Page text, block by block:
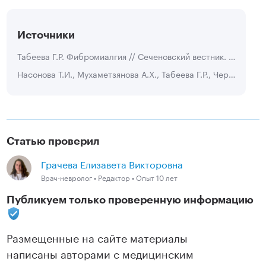
Источники
Табеева Г.Р. Фибромиалгия // Сеченовский вестник. 2014. №1 (15).
Насонова Т.И., Мухаметзянова А.Х., Табеева Г.Р., Черноусов П.А. Современные подходы к терапии фибромиалгии // Неврология, нейропсихиатрия, психосоматика. 2021. №5.
Статью проверил
Грачева Елизавета Викторовна
Врач-невролог • Редактор • Опыт 10 лет
Публикуем только проверенную информацию
Размещенные на сайте материалы
написаны авторами с медицинским